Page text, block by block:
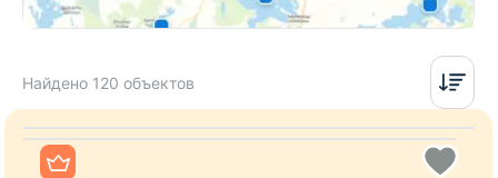
Найдено 120 объектов
Все фото